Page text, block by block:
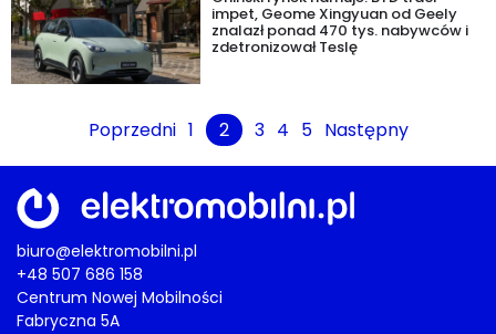
impet, Geome Xingyuan od Geely
znalazł ponad 470 tys. nabywców i
zdetronizował Teslę
Poprzedni 1 2 3 4 5 Następny
biuro@elektromobilni.pl
+48 507 686 158
Centrum Nowej Mobilności
Fabryczna 5A